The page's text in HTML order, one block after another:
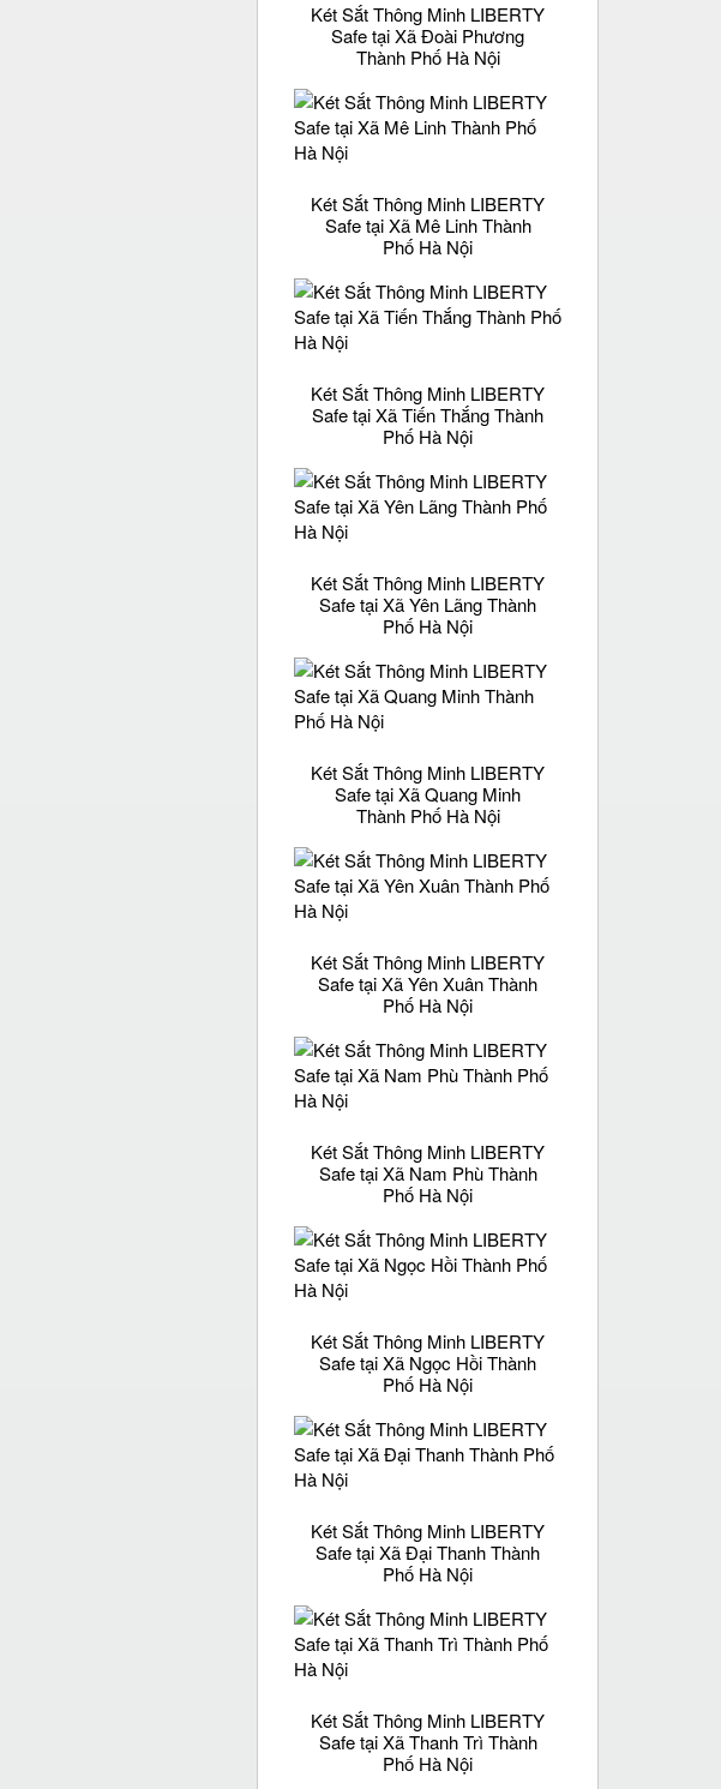
Két Sắt Thông Minh LIBERTY
Safe tại Xã Đoài Phương
Thành Phố Hà Nội
Két Sắt Thông Minh LIBERTY
Safe tại Xã Mê Linh Thành
Phố Hà Nội
Két Sắt Thông Minh LIBERTY
Safe tại Xã Tiến Thắng Thành
Phố Hà Nội
Két Sắt Thông Minh LIBERTY
Safe tại Xã Yên Lãng Thành
Phố Hà Nội
Két Sắt Thông Minh LIBERTY
Safe tại Xã Quang Minh
Thành Phố Hà Nội
Két Sắt Thông Minh LIBERTY
Safe tại Xã Yên Xuân Thành
Phố Hà Nội
Két Sắt Thông Minh LIBERTY
Safe tại Xã Nam Phù Thành
Phố Hà Nội
Két Sắt Thông Minh LIBERTY
Safe tại Xã Ngọc Hồi Thành
Phố Hà Nội
Két Sắt Thông Minh LIBERTY
Safe tại Xã Đại Thanh Thành
Phố Hà Nội
Két Sắt Thông Minh LIBERTY
Safe tại Xã Thanh Trì Thành
Phố Hà Nội